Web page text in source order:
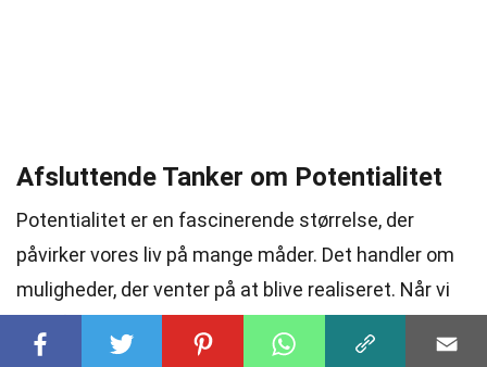
Afsluttende Tanker om Potentialitet
Potentialitet er en fascinerende størrelse, der
påvirker vores liv på mange måder. Det handler om
muligheder, der venter på at blive realiseret. Når vi
valg og beslutninger. Det er ikke kun en abstrakt idé,